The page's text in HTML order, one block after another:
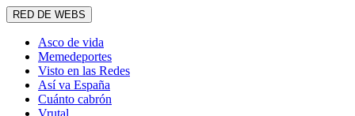
RED DE WEBS
Asco de vida
Memedeportes
Visto en las Redes
Así va España
Cuánto cabrón
Vrutal